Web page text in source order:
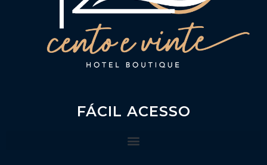
FÁCIL ACESSO